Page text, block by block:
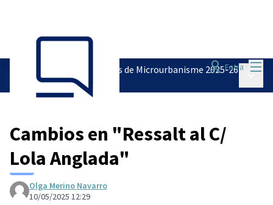
Entra
Pressupostos Participatius de Microurbanisme 2025-26
Recollida de propostes
Cambios en "Ressalt al C/
Lola Anglada"
Olga Merino Navarro
10/05/2025 12:29